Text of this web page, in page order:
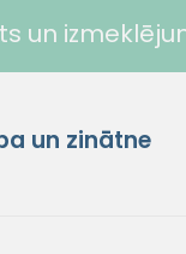
un
un zinātne